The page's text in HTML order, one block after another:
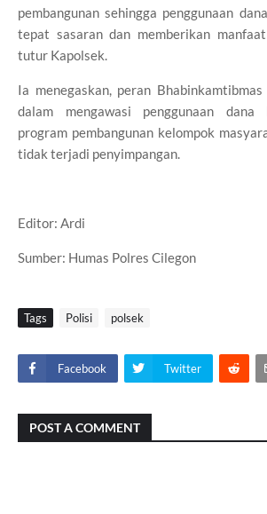
pembangunan sehingga penggunaan
tepat sasaran dan memberikan
tutur Kapolsek.
Ia menegaskan, peran
dalam mengawasi penggunaan dana
program pembangunan kelompok
tidak terjadi penyimpangan.
Editor: Ardi
Sumber: Humas Polres Cilegon
Tags Polisi polsek
Facebook Twitter
POST A COMMENT